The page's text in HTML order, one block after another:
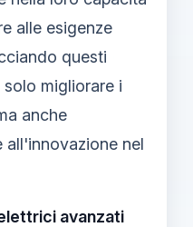
alle esigenze
questi
migliorare i
anche
all'innovazione nel
avanzati